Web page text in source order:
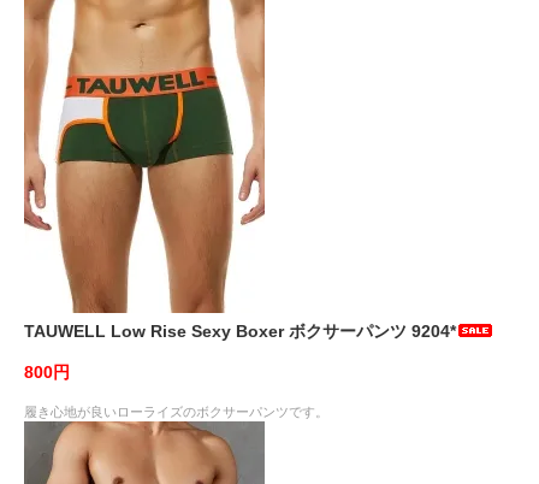
TAUWELL Low Rise Sexy Boxer ボクサーパンツ 9204*
800円
履き心地が良いローライズのボクサーパンツです。